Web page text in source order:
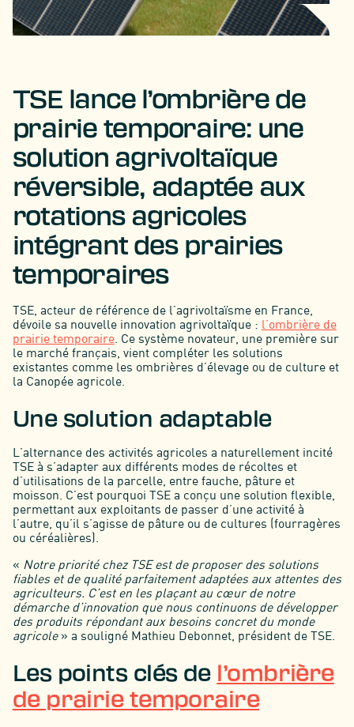
TSE lance l’ombrière de
prairie temporaire: une
solution agrivoltaïque
réversible, adaptée aux
rotations agricoles
intégrant des prairies
temporaires
TSE, acteur de référence de l’agrivoltaïsme en France,
dévoile sa nouvelle innovation agrivoltaïque : l’ombrière de
prairie temporaire. Ce système novateur, une première sur
le marché français, vient compléter les solutions
existantes comme les ombrières d’élevage ou de culture et
la Canopée agricole.
Une solution adaptable
L’alternance des activités agricoles a naturellement incité
TSE à s’adapter aux différents modes de récoltes et
d’utilisations de la parcelle, entre fauche, pâture et
moisson. C’est pourquoi TSE a conçu une solution flexible,
permettant aux exploitants de passer d’une activité à
l’autre, qu’il s’agisse de pâture ou de cultures (fourragères
ou céréalières).
« Notre priorité chez TSE est de proposer des solutions
fiables et de qualité parfaitement adaptées aux attentes des
agriculteurs. C’est en les plaçant au cœur de notre
démarche d’innovation que nous continuons de développer
des produits répondant aux besoins concret du monde
agricole » a souligné Mathieu Debonnet, président de TSE.
Les points clés de l’ombrière
de prairie temporaire